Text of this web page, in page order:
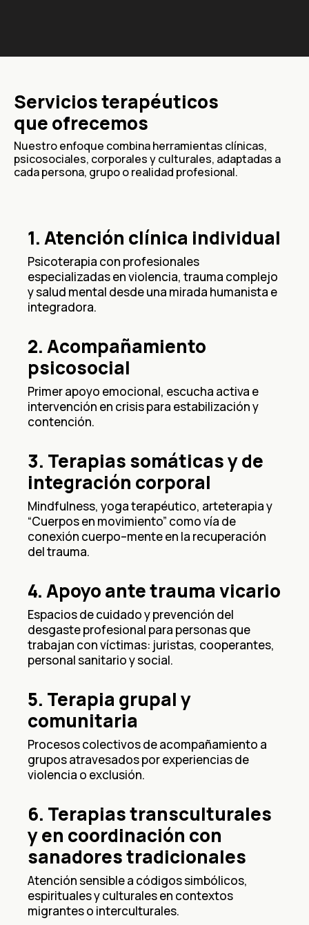
Servicios terapéuticos
que ofrecemos
Nuestro enfoque combina herramientas clínicas,
psicosociales, corporales y culturales, adaptadas a
cada persona, grupo o realidad profesional.
1. Atención clínica individual
Psicoterapia con profesionales
especializadas en violencia, trauma complejo
y salud mental desde una mirada humanista e
integradora.
2. Acompañamiento
psicosocial
Primer apoyo emocional, escucha activa e
intervención en crisis para estabilización y
contención.
3. Terapias somáticas y de
integración corporal
Mindfulness, yoga terapéutico, arteterapia y
“Cuerpos en movimiento” como vía de
conexión cuerpo–mente en la recuperación
del trauma.
4. Apoyo ante trauma vicario
Espacios de cuidado y prevención del
desgaste profesional para personas que
trabajan con víctimas: juristas, cooperantes,
personal sanitario y social.
5. Terapia grupal y
comunitaria
Procesos colectivos de acompañamiento a
grupos atravesados por experiencias de
violencia o exclusión.
6. Terapias transculturales
y en coordinación con
sanadores tradicionales
Atención sensible a códigos simbólicos,
espirituales y culturales en contextos
migrantes o interculturales.